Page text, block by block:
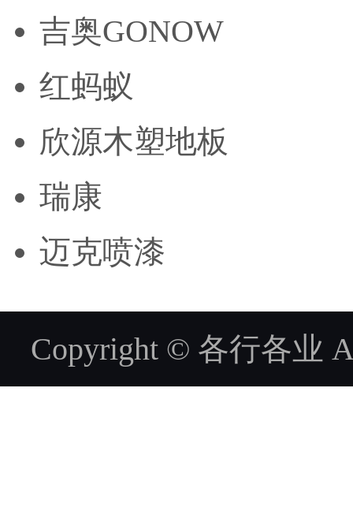
吉奥GONOW
红蚂蚁
欣源木塑地板
瑞康
迈克喷漆
Copyright © 各行各业